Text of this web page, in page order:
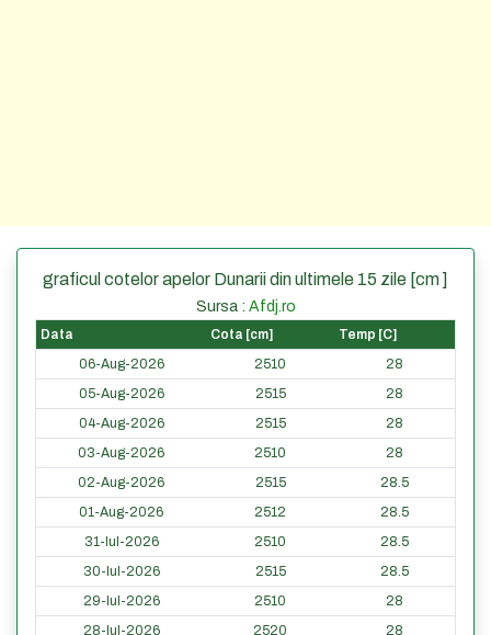
graficul cotelor apelor Dunarii din ultimele 15 zile [cm ]
Sursa : Afdj.ro
Data Cota [cm]
Temp [C]
06-Aug-2026
2510
28
05-Aug-2026
2515
28
04-Aug-2026
2515
28
03-Aug-2026
2510
28
02-Aug-2026
2515
28.5
01-Aug-2026
2512
28.5
31-Iul-2026
2510
28.5
30-Iul-2026
2515
28.5
29-Iul-2026
2510
28
28-Iul-2026
2520
28